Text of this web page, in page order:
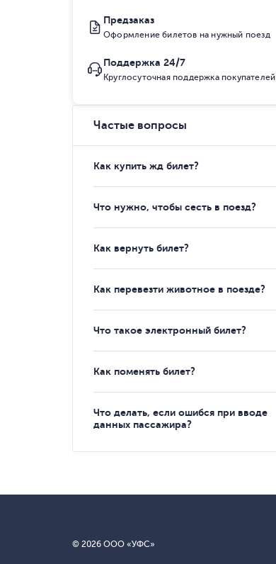
Предзаказ
Оформление билетов на нужный поезд
Поддержка 24/7
Круглосуточная поддержка покупателей
Частые вопросы
Как купить жд билет?
Что нужно, чтобы сесть в поезд?
Как вернуть билет?
Как перевезти животное в поезде?
Что такое электронный билет?
Как поменять билет?
Что делать, если ошибся при вводе
данных пассажира?
© 2026 ООО «УФС»